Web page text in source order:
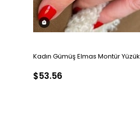
Kadın Gümüş Elmas Montür Yüzük
$53.56